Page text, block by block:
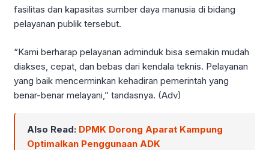
fasilitas dan kapasitas sumber daya manusia di bidang
pelayanan publik tersebut.
“Kami berharap pelayanan adminduk bisa semakin mudah
diakses, cepat, dan bebas dari kendala teknis. Pelayanan
yang baik mencerminkan kehadiran pemerintah yang
benar-benar melayani,” tandasnya. (Adv)
Also Read: DPMK Dorong Aparat Kampung
Optimalkan Penggunaan ADK